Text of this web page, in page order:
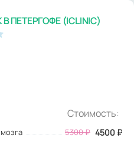
ПЕТЕРГОФЕ (ICLINIC)
Стоимость:
5300₽ 4500 ₽